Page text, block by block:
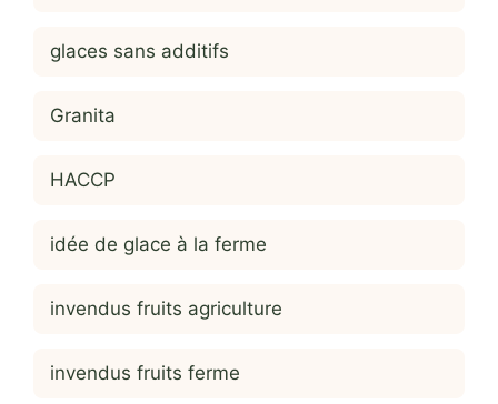
glaces sans additifs
Granita
HACCP
idée de glace à la ferme
invendus fruits agriculture
invendus fruits ferme